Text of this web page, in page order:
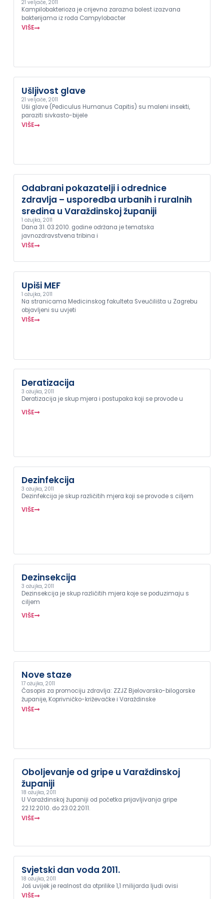
21 veljače, 2011
Kampilobakterioza je crijevna zarazna bolest izazvana
bakterijama iz roda Campylobacter
VIŠE
Ušljivost glave
21 veljače, 2011
Uši glave (Pediculus Humanus Capitis) su maleni insekti,
paraziti sivkasto-bijele
VIŠE
Odabrani pokazatelji i odrednice
zdravlja – usporedba urbanih i ruralnih
sredina u Varaždinskoj županiji
1 ožujka, 2011
Dana 31. 03.2010. godine održana je tematska
javnozdravstvena tribina i
VIŠE
Upiši MEF
1 ožujka, 2011
Na stranicama Medicinskog fakulteta Sveučilišta u Zagrebu
objavljeni su uvjeti
VIŠE
Deratizacija
3 ožujka, 2011
Deratizacija je skup mjera i postupaka koji se provode u
VIŠE
Dezinfekcija
3 ožujka, 2011
Dezinfekcija je skup različitih mjera koji se provode s ciljem
VIŠE
Dezinsekcija
3 ožujka, 2011
Dezinsekcija je skup različitih mjera koje se poduzimaju s
ciljem
VIŠE
Nove staze
17 ožujka, 2011
Časopis za promociju zdravlja: ZZJZ Bjelovarsko-bilogorske
županije, Koprivničko-križevačke i Varaždinske
VIŠE
Oboljevanje od gripe u Varaždinskoj
županiji
18 ožujka, 2011
U Varaždinskoj županiji od početka prijavljivanja gripe
22.12.2010. do 23.02.2011.
VIŠE
Svjetski dan voda 2011.
18 ožujka, 2011
Još uvijek je realnost da otprilike 1,1 milijarda ljudi ovisi
VIŠE